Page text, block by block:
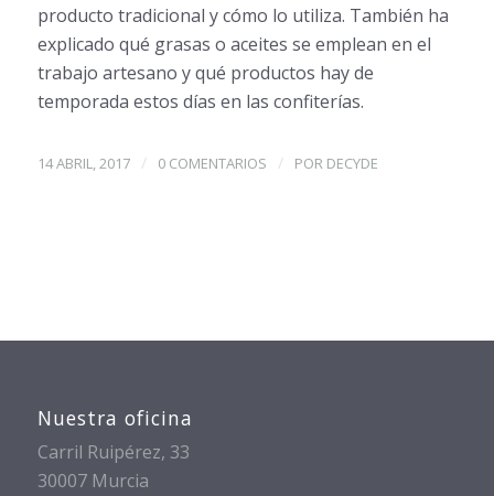
producto tradicional y cómo lo utiliza. También ha
explicado qué grasas o aceites se emplean en el
trabajo artesano y qué productos hay de
temporada estos días en las confiterías.
14 ABRIL, 2017 / 0 COMENTARIOS / POR DECYDE
Nuestra oficina
Carril Ruipérez, 33
30007 Murcia